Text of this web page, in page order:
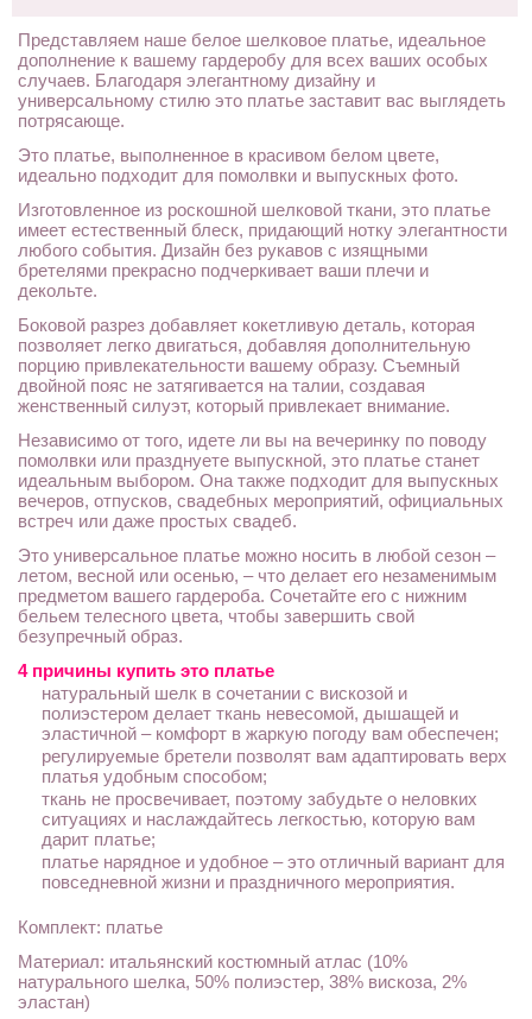
Представляем наше белое шелковое платье, идеальное
дополнение к вашему гардеробу для всех ваших особых
случаев. Благодаря элегантному дизайну и
универсальному стилю это платье заставит вас выглядеть
потрясающе.
Это платье, выполненное в красивом белом цвете,
идеально подходит для помолвки и выпускных фото.
Изготовленное из роскошной шелковой ткани, это платье
имеет естественный блеск, придающий нотку элегантности
любого события. Дизайн без рукавов с изящными
бретелями прекрасно подчеркивает ваши плечи и
декольте.
Боковой разрез добавляет кокетливую деталь, которая
позволяет легко двигаться, добавляя дополнительную
порцию привлекательности вашему образу. Съемный
двойной пояс не затягивается на талии, создавая
женственный силуэт, который привлекает внимание.
Независимо от того, идете ли вы на вечеринку по поводу
помолвки или празднуете выпускной, это платье станет
идеальным выбором. Она также подходит для выпускных
вечеров, отпусков, свадебных мероприятий, официальных
встреч или даже простых свадеб.
Это универсальное платье можно носить в любой сезон –
летом, весной или осенью, – что делает его незаменимым
предметом вашего гардероба. Сочетайте его с нижним
бельем телесного цвета, чтобы завершить свой
безупречный образ.
4 причины купить это платье
натуральный шелк в сочетании с вискозой и
полиэстером делает ткань невесомой, дышащей и
эластичной – комфорт в жаркую погоду вам обеспечен;
регулируемые бретели позволят вам адаптировать верх
платья удобным способом;
ткань не просвечивает, поэтому забудьте о неловких
ситуациях и наслаждайтесь легкостью, которую вам
дарит платье;
платье нарядное и удобное – это отличный вариант для
повседневной жизни и праздничного мероприятия.
Комплект: платье
Материал: итальянский костюмный атлас (10%
натурального шелка, 50% полиэстер, 38% вискоза, 2%
эластан)